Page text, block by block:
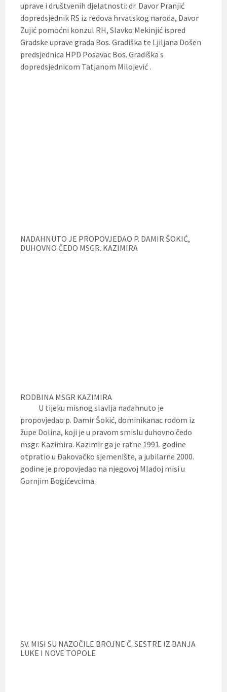
uprave i društvenih djelatnosti: dr. Davor Pranjić
dopredsjednik RS iz redova hrvatskog naroda, Davor
Zujić pomoćni konzul RH, Slavko Mekinjić ispred
Gradske uprave grada Bos. Gradiška te Ljiljana Došen
predsjednica HPD Posavac Bos. Gradiška s
dopredsjednicom Tatjanom Milojević .
NADAHNUTO JE PROPOVJEDAO P. DAMIR ŠOKIĆ,
DUHOVNO ČEDO MSGR. KAZIMIRA
RODBINA MSGR KAZIMIRA
U tijeku misnog slavlja nadahnuto je
propovjedao p. Damir Šokić, dominikanac rodom iz
župe Dolina, koji je u pravom smislu duhovno čedo
msgr. Kazimira. Kazimir ga je ratne 1991. godine
otpratio u Đakovačko sjemenište, a jubilarne 2000.
godine je propovjedao na njegovoj Mladoj misi u
Gornjim Bogićevcima.
SV. MISI SU NAZOČILE BROJNE Č. SESTRE IZ BANJA
LUKE I NOVE TOPOLE